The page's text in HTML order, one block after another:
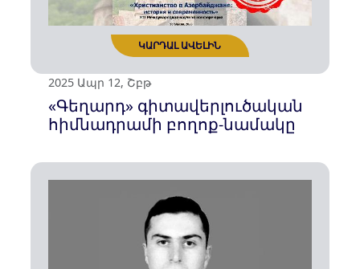
2025 Ապր 18, Ուրբ
հայտարարությունը
Հուշարձանների և տեսարժան
վայրերի միջազգային օրվա